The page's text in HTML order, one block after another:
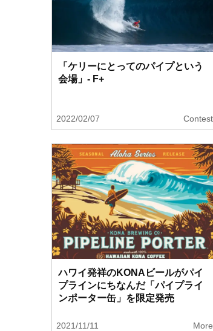
「ケリーにとってのパイプという
会場」- F+
2022/02/07 Contest
ハワイ発祥のKONAビールがパイ
プラインにちなんだ「パイプライ
ンポーター缶」を限定発売
2021/11/11 More